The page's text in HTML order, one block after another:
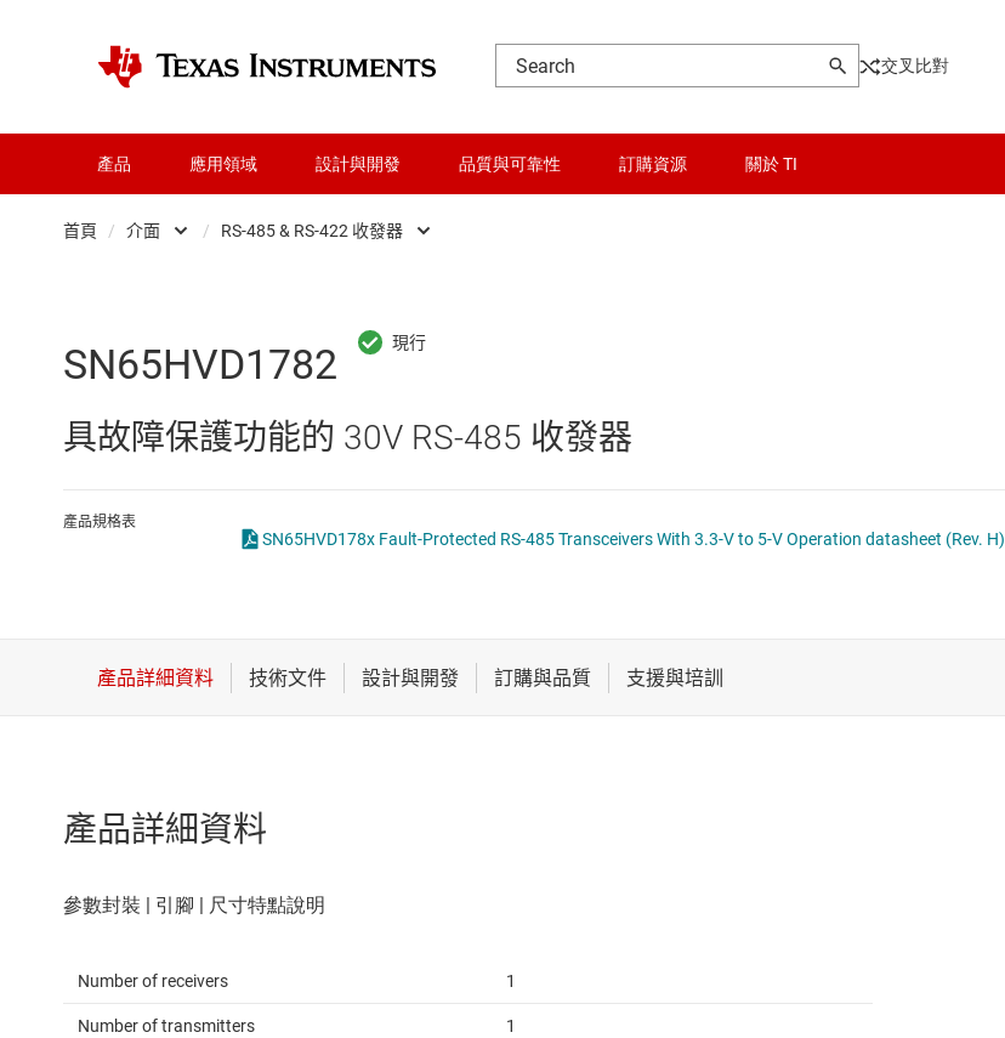
交叉比對
產品 應用領域 設計與開發 品質與可靠性 訂購資源 關於 TI
首頁 / 介面
交換器與多工器
射頻 (RF) 與微波
感測器
邏輯和電壓轉換
電池管理 IC
/ RS-485 & RS-422 收發器
HDMI、顯示介面和 MIPI IC
IO-Link 和數位 I/O
LVDS、M-LVDS 和 PECL IC 序列數位介面 (SDI) IC
SN65HVD1782
具故障保護功能的 30V RS-485 收發器
產品規格表
SN65HVD178x Fault-Protected RS-485 Transceivers With 3.3-V to 5-V Operation datasheet (Rev. H)
產品詳細資料
Number of receivers 1
Number of transmitters 1